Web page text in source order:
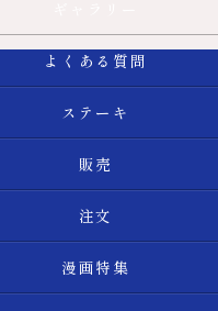
よくある質問
ステーキ
販売
注文
漫画特集